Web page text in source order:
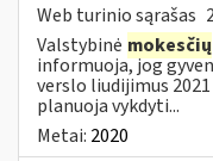
Web turinio sąrašas
Valstybinė mokesčių
informuoja, jog
verslo liudijimus
planuoja vykdyti...
Metai: 2020